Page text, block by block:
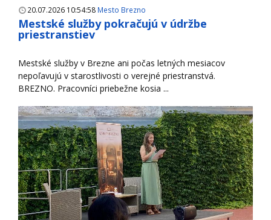
20.07.2026 10:54:58 Mesto Brezno
Mestské služby pokračujú v údržbe
priestranstiev
Mestské služby v Brezne ani počas letných mesiacov
nepoľavujú v starostlivosti o verejné priestranstvá.
BREZNO. Pracovníci priebežne kosia ...